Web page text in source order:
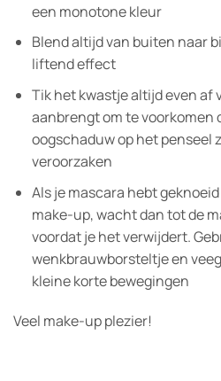
een monotone kleur
Blend altijd van buiten naar
liftend effect
Tik het kwastje altijd even af
aanbrengt om te voorkomen
oogschaduw op het penseel
veroorzaken
Als je mascara hebt
make-up, wacht dan tot de
voordat je het verwijdert.
wenkbrauwborsteltje en
kleine korte bewegingen
Veel make-up plezier!